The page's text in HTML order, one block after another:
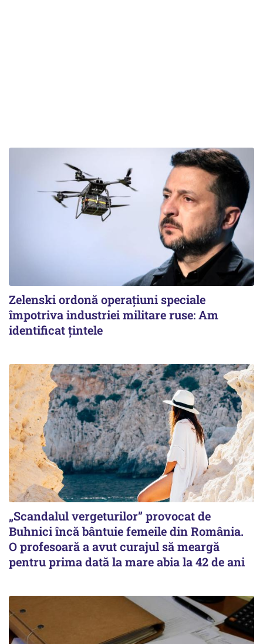
Zelenski ordonă operațiuni speciale
împotriva industriei militare ruse: Am
identificat țintele
„Scandalul vergeturilor” provocat de
Buhnici încă bântuie femeile din România.
O profesoară a avut curajul să meargă
pentru prima dată la mare abia la 42 de ani